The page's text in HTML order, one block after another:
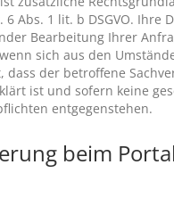
Abs. 1 lit. b DSGVO. Ihre
Bearbeitung Ihrer
sich aus den
dass der betroffene
ist und sofern keine
entgegenstehen.
beim